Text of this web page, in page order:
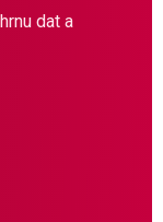
dat a